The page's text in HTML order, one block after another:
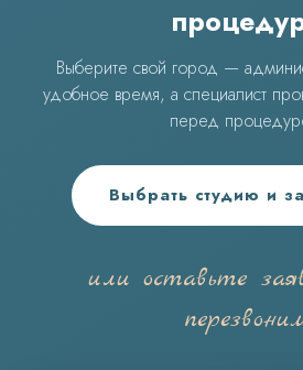
Выберите свой город —
удобное время, а специалист
перед
Выбрать студию и
или оставьте